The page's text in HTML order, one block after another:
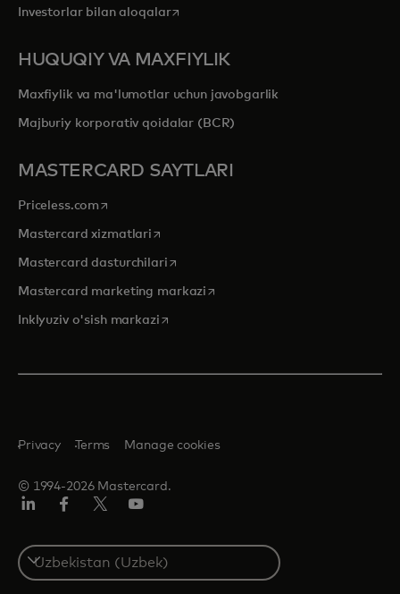
Investorlar bilan aloqalaropens in a new tab
HUQUQIY VA MAXFIYLIK
Maxfiylik va ma'lumotlar uchun javobgarlik
Majburiy korporativ qoidalar (BCR)
MASTERCARD SAYTLARI
Priceless.com opens in a new tab
Mastercard xizmatlari opens in a new tab
Mastercard dasturchilariopens in a new tab
Mastercard marketing markazi opens in a new tab
Inklyuziv o'sish markaziopens in a new tab
© 1994-2026 Mastercard.
Privacy Terms Manage cookies
Select
a
country